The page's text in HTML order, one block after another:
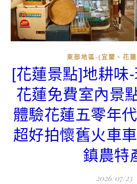
東部地區-(宜蘭、花
[花蓮景點]地耕味
花蓮免費室內景
體驗花蓮五零年
超好拍懷舊火車
鎮農特
2026/07/23